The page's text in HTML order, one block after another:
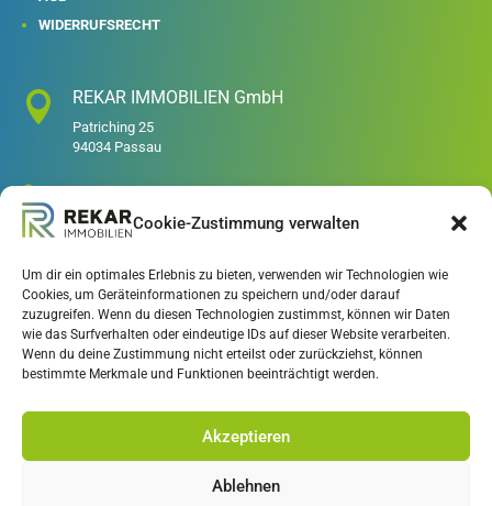
Cookie-Zustimmung verwalten
Um dir ein optimales Erlebnis zu bieten, verwenden wir Technologien wie
Cookies, um Geräteinformationen zu speichern und/oder darauf
zuzugreifen. Wenn du diesen Technologien zustimmst, können wir Daten
wie das Surfverhalten oder eindeutige IDs auf dieser Website verarbeiten.
Wenn du deine Zustimmung nicht erteilst oder zurückziehst, können
bestimmte Merkmale und Funktionen beeinträchtigt werden.
Akzeptieren
Ablehnen
WIDERRUFSRECHT
 REKAR IMMOBILIEN GmbH
Patriching 25
94034 Passau

 /RekarImmobilien
 /rekar_immobilien_passau
REKAR IMMOBILIEN / Youtube
mail@rekar-immobilien.de